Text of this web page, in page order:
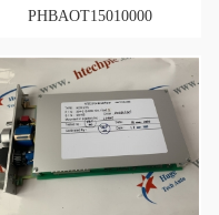
PHBAOT15010000